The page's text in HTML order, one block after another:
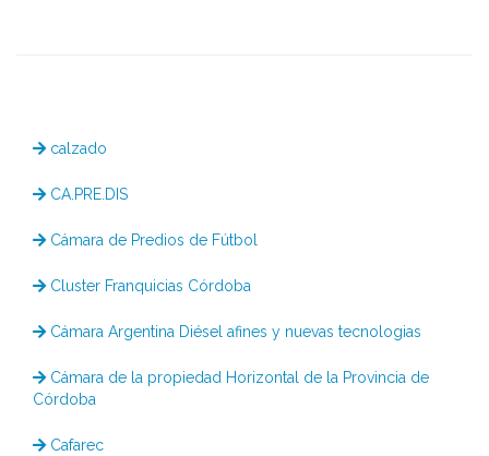
calzado
CA.PRE.DIS
Cámara de Predios de Fútbol
Cluster Franquicias Córdoba
Cámara Argentina Diésel afines y nuevas tecnologias
Cámara de la propiedad Horizontal de la Provincia de
Córdoba
Cafarec